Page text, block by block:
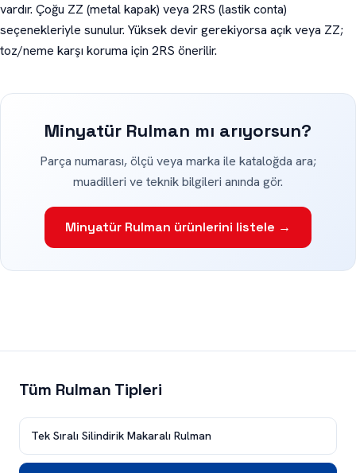
vardır. Çoğu ZZ (metal kapak) veya 2RS (lastik conta)
seçenekleriyle sunulur. Yüksek devir gerekiyorsa açık veya ZZ;
toz/neme karşı koruma için 2RS önerilir.
Minyatür Rulman mı arıyorsun?
Parça numarası, ölçü veya marka ile kataloğda ara;
muadilleri ve teknik bilgileri anında gör.
Minyatür Rulman ürünlerini listele →
Tüm Rulman Tipleri
Tek Sıralı Silindirik Makaralı Rulman